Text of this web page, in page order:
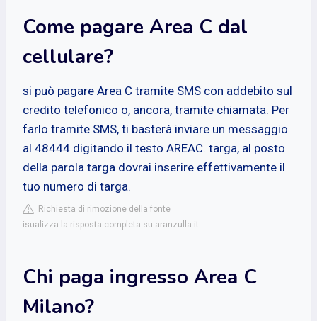
Come pagare Area C dal
cellulare?
si può pagare Area C tramite SMS con addebito sul
credito telefonico o, ancora, tramite chiamata. Per
farlo tramite SMS, ti basterà inviare un messaggio
al 48444 digitando il testo AREAC. targa, al posto
della parola targa dovrai inserire effettivamente il
tuo numero di targa.
Richiesta di rimozione della fonte
isualizza la risposta completa su aranzulla.it
Chi paga ingresso Area C
Milano?